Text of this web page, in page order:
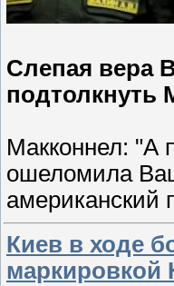
Слепая вера
подтолкнуть
Макконнел: "А
ошеломила
американский
Киев в ходе
маркировкой